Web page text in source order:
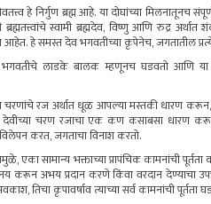
हे निर्गुण ब्रह्म आहे. या दोघांच्यामिलनातूनच
ब्रह्मतत्त्वांचेस्वामीब्रह्मदेव, विष्णु आणि रुद्र अर्थात
अंश आहेत. हे समस्त देव भगवतीच्या कृपेनेच,जगतातील
लाडके बालक म्हणूनच घडवतो आणि
चरणांचे रज अर्थात धूळ आपल्या मस्तकी धारण करून,
चरण रजाचा एक कण कसाबसाधारण
करत,जगताचाविनाश करतो.
एका सामान्य भक्ताच्या प्रापंचिककामनांचीपूर्तता
करून अभय प्रदान करणे किंवा वरदान देण्याचा
तिचाकृपावर्षावत्याच्या सर्वकामनांचीपूर्तता